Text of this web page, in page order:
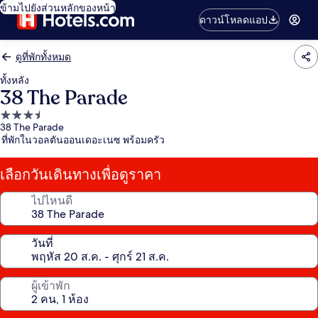
ข้ามไปยังส่วนหลักของหน้า
ดาวน์โหลดแอป
ดูที่พักทั้งหมด
ทั้งหลัง
38 The Parade
ที่พัก
3.5
38 The Parade
ที่พักในวอลตันออนเดอะเนซ พร้อมครัว
เลือกวันเดินทางเพื่อดูราคา
ไปไหนดี
วันที่
ผู้เข้าพัก